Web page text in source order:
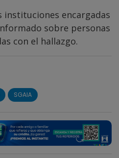
instituciones encargadas
sobre personas
con el hallazgo.
SGAIA